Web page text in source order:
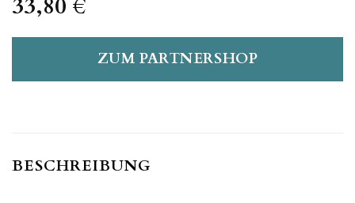
ZUM PARTNERSHOP
BESCHREIBUNG